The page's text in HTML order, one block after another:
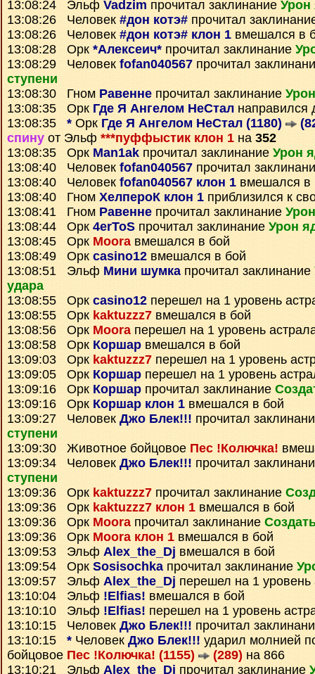
13:08:24 Эльф Vadzim прочитал заклинание Урон
13:08:26 Человек #дон котэ# прочитал
13:08:26 Человек #дон котэ# клон 1 вмешался в
13:08:28 Орк *Алексеич* прочитал заклинание
13:08:29 Человек fofan040567 прочитал
ступени
13:08:30 Гном Равенне прочитал заклинание
13:08:35 Орк Где Я Ангелом НеСтал направился
13:08:35 * Орк Где Я Ангелом НеСтал (1180)
спину от Эльф ***пуффыстик клон 1 на 352
13:08:35 Орк Man1ak прочитал заклинание Урон
13:08:40 Человек fofan040567 прочитал
13:08:40 Человек fofan040567 клон 1 вмешался в
13:08:40 Гном ХелпероК клон 1 приблизился к
13:08:41 Гном Равенне прочитал заклинание
13:08:44 Орк 4erToS прочитал заклинание Урон
13:08:45 Орк Moora вмешался в бой
13:08:49 Орк casino12 вмешался в бой
13:08:51 Эльф Мини шумкапрочитал заклинание
удара
13:08:55 Орк casino12 перешел на 1 уровень
13:08:55 Орк kaktuzzz7 вмешался в бой
13:08:56 Орк Mooraперешел на 1 уровень
13:08:58 Орк Коршар вмешался в бой
13:09:03 Орк kaktuzzz7 перешел на 1 уровень
13:09:05 Орк Коршар перешел на 1 уровень
13:09:16 Орк Коршар прочитал заклинание
13:09:16 Орк Коршар клон 1 вмешался в бой
13:09:27 Человек Джо Блек!!! прочитал
ступени
13:09:30 Животное бойцовое Пес !Колючка!
13:09:34 Человек Джо Блек!!! прочитал
ступени
13:09:36 Орк kaktuzzz7 прочитал заклинание
13:09:36 Орк kaktuzzz7 клон 1 вмешался в бой
13:09:36 Орк Mooraпрочитал заклинание
13:09:36 Орк Moora клон 1 вмешался в бой
13:09:53 Эльф Alex_the_Dj вмешался в бой
13:09:54 Орк Sosisochkaпрочитал заклинание
13:09:57 Эльф Alex_the_Dj перешел на 1 уровень
13:10:04 Эльф !Elfias! вмешался в бой
13:10:10 Эльф !Elfias! перешел на 1 уровень
13:10:15 Человек Джо Блек!!! прочитал
13:10:15 * Человек Джо Блек!!! ударил молнией
бойцовое Пес !Колючка! (1155) (289) на 866
13:10:21 Эльф Alex_the_Dj прочитал заклинание